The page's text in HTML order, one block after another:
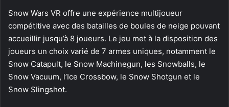
Snow Wars VR offre une expérience multijoueur
compétitive avec des batailles de boules de neige pouvant
accueillir jusqu’à 8 joueurs. Le jeu met à la disposition des
joueurs un choix varié de 7 armes uniques, notamment le
Snow Catapult, le Snow Machinegun, les Snowballs, le
Snow Vacuum, l’Ice Crossbow, le Snow Shotgun et le
Snow Slingshot.